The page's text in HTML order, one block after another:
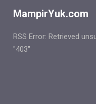
MampirYuk.com
RSS Error: Retrieved
"403"